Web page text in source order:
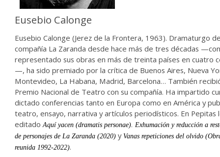
Eusebio Calonge
Eusebio Calonge (Jerez de la Frontera, 1963). Dramaturgo
compañía La Zaranda desde hace más de tres décadas
representado sus obras en más de treinta países en cuatro
—, ha sido premiado por la crítica de Buenos Aires, Nueva
Montevideo, La Habana, Madrid, Barcelona… También
Premio Nacional de Teatro con su compañía. Ha impartido
dictado conferencias tanto en Europa como en América y
teatro, ensayo, narrativa y artículos periodísticos. En Pepitas
editadoAquí yacen (dramatis personae). Exhumación y reducción a
de personajes de La Zaranda (2020) y Vanas repeticiones del olvido
reunida 1992-2022).